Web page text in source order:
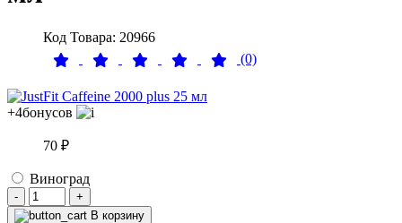
Код Товара: 20966
(0)
+4бонусов
70 ₽
Виноград
-
+
В корзину